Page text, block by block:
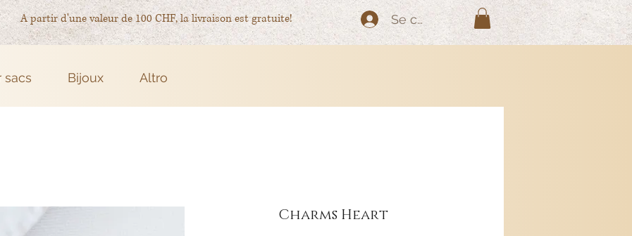
A partir d'une valeur de 100 CHF, la livraison est gratuite! Se connecter
sacs Bijoux Altro
Charms Heart